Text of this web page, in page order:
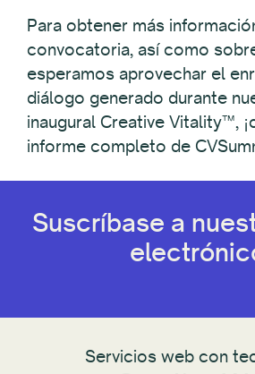
Para obtener más
convocatoria, así como
esperamos aprovechar el
diálogo generado durante
inaugural Creative Vitality™,
informe completo de
Suscríbase a
Servicios web con